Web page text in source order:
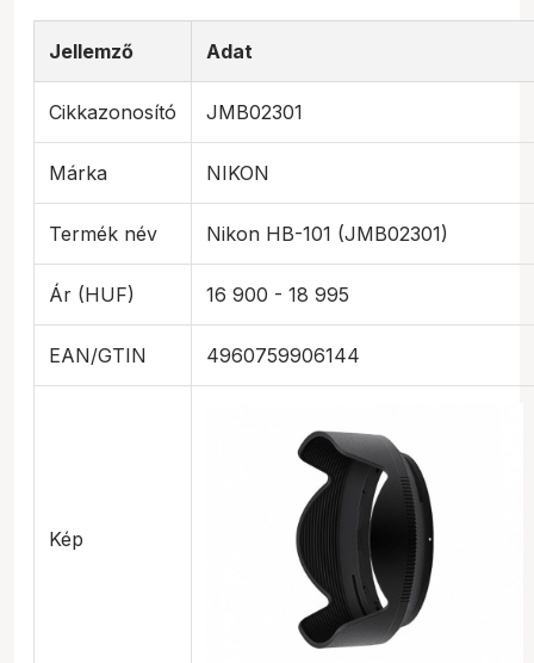
Jellemző Adat
Cikkazonosító JMB02301
Márka NIKON
Termék név Nikon HB-101 (JMB02301)
Ár (HUF) 16 900 - 18 995
EAN/GTIN 4960759906144
Kép